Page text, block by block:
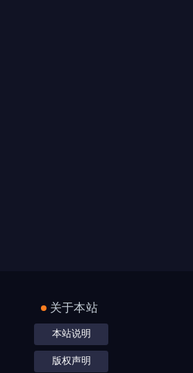
关于本站
本站说明
版权声明